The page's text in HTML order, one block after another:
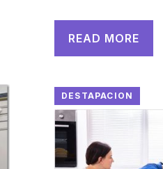
READ MORE
DESTAPACION